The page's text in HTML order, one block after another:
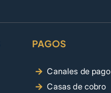
PAGOS
Canales de pago
Casas de cobro